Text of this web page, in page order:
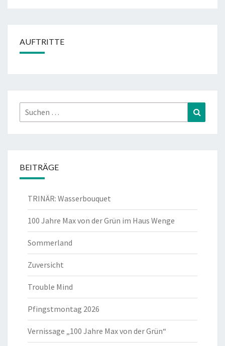
AUFTRITTE
Suchen
nach:
BEITRÄGE
TRINÄR: Wasserbouquet
100 Jahre Max von der Grün im Haus Wenge
Sommerland
Zuversicht
Trouble Mind
Pfingstmontag 2026
Vernissage „100 Jahre Max von der Grün“